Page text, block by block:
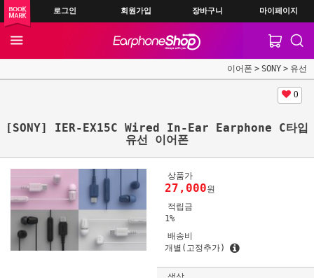
로그인 회원가입 장바구니 마이페이지
이어폰 SONY 유선
0
[SONY] IER-EX15C Wired In-Ear Earphone C타입
유선 이어폰
상품가
27,000원
적립금
1%
배송비
개별(고정추가)